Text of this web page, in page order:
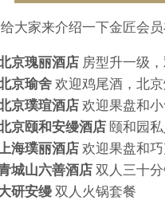
大家来介绍一下金匠会员
京瑰丽酒店 房型升一级
京瑜舍 欢迎鸡尾酒，北
京璞瑄酒店欢迎果盘和
京颐和安缦酒店 颐和园
海璞丽酒店欢迎果盘和
城山六善酒店双人三十
研安缦 双人火锅套餐